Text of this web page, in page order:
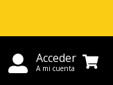
Acceder
A mi cuenta